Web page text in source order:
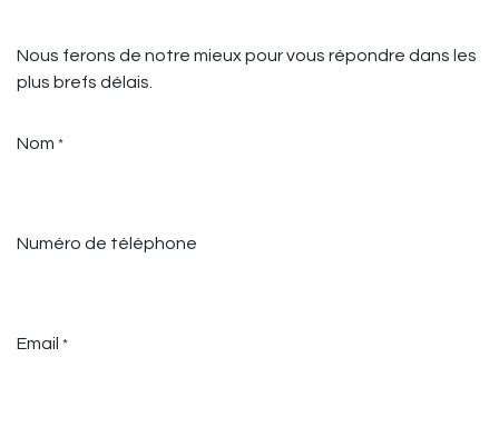
Nous ferons de notre mieux pour vous répondre dans les
plus brefs délais.
Nom *
Numéro de téléphone
Email *